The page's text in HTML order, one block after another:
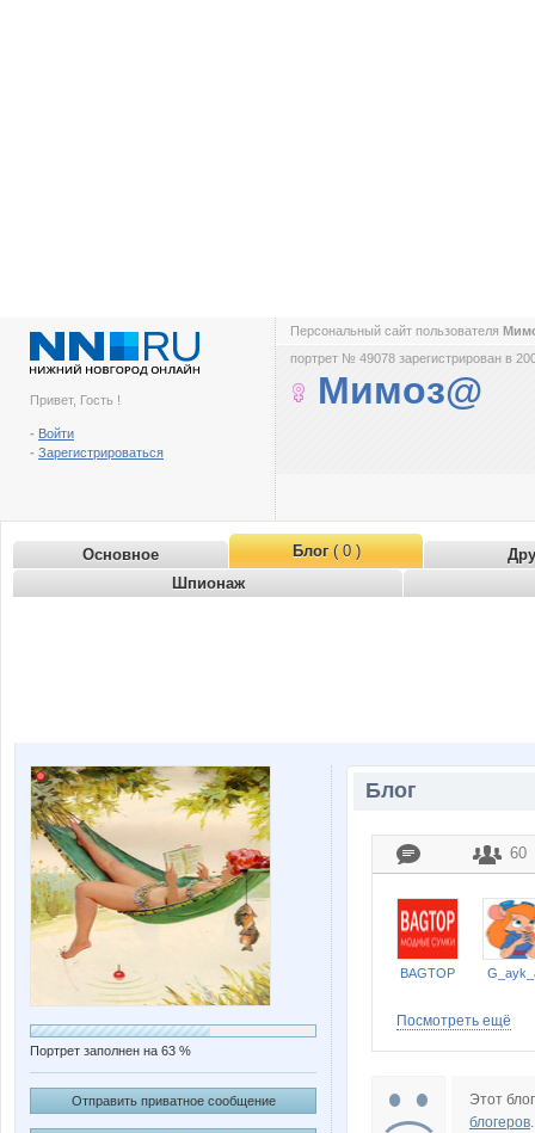
Привет, Гость !
- Войти
- Зарегистрироваться
Персональный сайт пользователя
портрет № 49078 зарегистрирован в
Мимоз@
Основное Блог( 0 )
Шпионаж
Портрет заполнен на 63 %
Отправить приватное сообщение
Блог
60
BAGTOP
Посмотреть ещё
Этот
блогеров.